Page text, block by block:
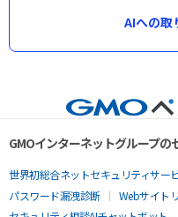
AIへの取
GMOインターネットグループ
世界初総合ネットセキュリティサー
パスワード漏洩診断
Webサイト